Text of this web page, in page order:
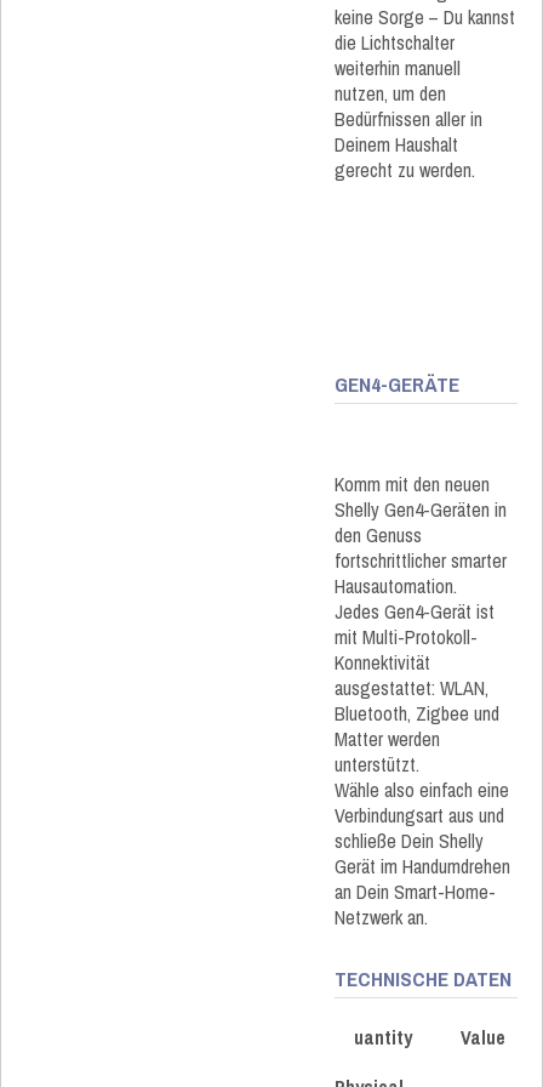
keine Sorge – Du kannst
die Lichtschalter
weiterhin manuell
nutzen, um den
Bedürfnissen aller in
Deinem Haushalt
gerecht zu werden.
GEN4-GERÄTE
Komm mit den neuen
Shelly Gen4-Geräten in
den Genuss
fortschrittlicher smarter
Hausautomation.
Jedes Gen4-Gerät ist
mit Multi-Protokoll-
Konnektivität
ausgestattet: WLAN,
Bluetooth, Zigbee und
Matter werden
unterstützt.
Wähle also einfach eine
Verbindungsart aus und
schließe Dein Shelly
Gerät im Handumdrehen
an Dein Smart-Home-
Netzwerk an.
TECHNISCHE DATEN
uantity
Value